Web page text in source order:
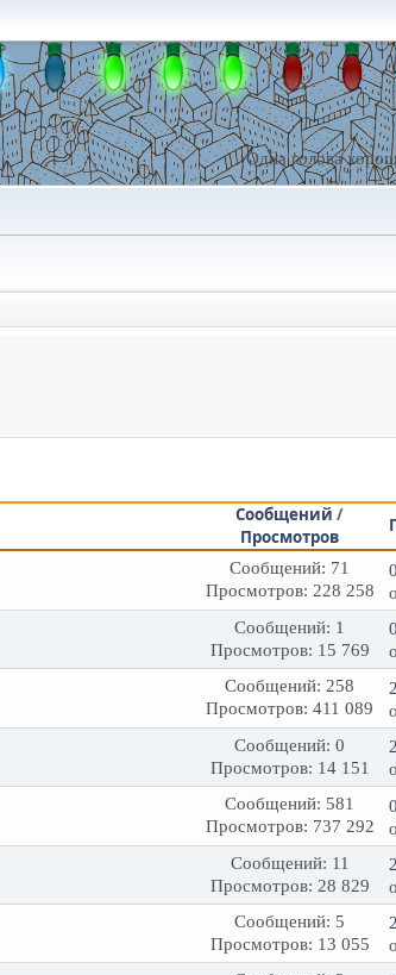
Одна голова
Сообщений /
Просмотров
Сообщений: 71
Просмотров: 228 258
Сообщений: 1
Просмотров: 15 769
Сообщений: 258
Просмотров: 411 089
Сообщений: 0
Просмотров: 14 151
Сообщений: 581
Просмотров: 737 292
Сообщений: 11
Просмотров: 28 829
Сообщений: 5
Просмотров: 13 055